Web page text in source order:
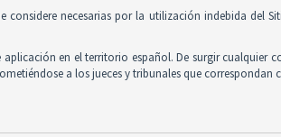
considere necesarias por la utilización indebida del
en el territorio español. De surgir
a los jueces y tribunales que correspondan